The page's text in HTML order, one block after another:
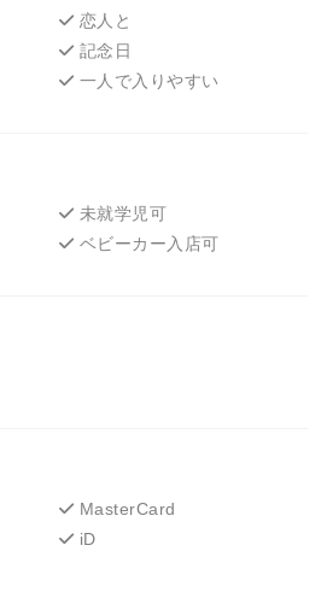
恋人と
記念日
一人で入りやすい
未就学児可
ベビーカー入店可
MasterCard
iD